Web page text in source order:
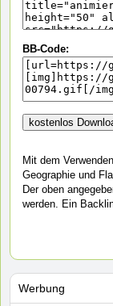
BB-Code:
Mit dem
Geographie und
Der oben
werden. Ein
Werbung